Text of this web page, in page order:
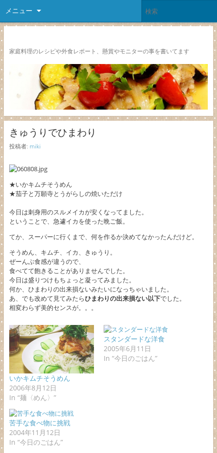
メニュー
家庭料理のレシピや外食レポート、懸賞やモニターの事を書いてます
きゅうりでひまわり
投稿者: miki
★いかキムチそうめん
★茄子と万願寺とうがらしの焼いただけ
今日は刺身用のスルメイカが安くなってました。
ということで、急遽イカを使った晩ご飯。
てか、スーパーに行くまで、何を作るか決めてなかったんだけど。
そうめん、キムチ、イカ、きゅうり。
ぜーんぶ食感が違うので、
食べてて飽きることがありませんでした。
今日は盛りつけもちょっと凝ってみました。
何か、ひまわりの出来損ないみたいになっちゃいました。
あ、でも改めて見てみたらひまわりの出来損ない以下でした。
相変わらず美的センスが。。。
いかキムチそうめん
2006年8月12日
In “麺〈めん〉”
スタンダードな洋食
2005年6月11日
In “今日のごはん”
苦手な食べ物に挑戦
2004年11月12日
In “今日のごはん”